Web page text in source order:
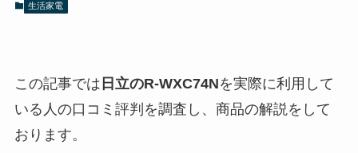
生活家電
この記事では 日立のR-WXC74Nを実際に利用して
いる人の口コミ評判を調査し、商品の解説をして
おります。